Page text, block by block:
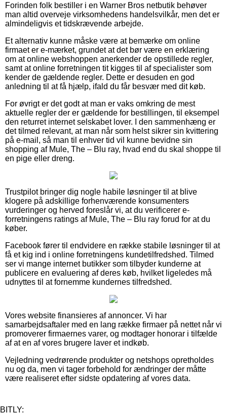
Forinden folk bestiller i en Warner Bros netbutik behøver
man altid overveje virksomhedens handelsvilkår, men det er
almindeligvis et tidskrævende arbejde.
Et alternativ kunne måske være at bemærke om online
firmaet er e-mærket, grundet at det bør være en erklæring
om at online webshoppen anerkender de opstillede regler,
samt at online forretningen tit kigges til af specialister som
kender de gældende regler. Dette er desuden en god
anledning til at få hjælp, ifald du får besvær med dit køb.
For øvrigt er det godt at man er vaks omkring de mest
aktuelle regler der er gældende for bestillingen, til eksempel
den returret internet selskabet lover. I den sammenhæng er
det tilmed relevant, at man når som helst sikrer sin kvittering
på e-mail, så man til enhver tid vil kunne bevidne sin
shopping af Mule, The – Blu ray, hvad end du skal shoppe til
en pige eller dreng.
Trustpilot bringer dig nogle habile løsninger til at blive
klogere på adskillige forhenværende konsumenters
vurderinger og herved foreslår vi, at du verificerer e-
forretningens ratings af Mule, The – Blu ray forud for at du
køber.
Facebook fører til endvidere en række stabile løsninger til at
få et kig ind i online forretningens kundetilfredshed. Tilmed
ser vi mange internet butikker som tilbyder kunderne at
publicere en evaluering af deres køb, hvilket ligeledes må
udnyttes til at fornemme kundernes tilfredshed.
Vores website finansieres af annoncer. Vi har
samarbejdsaftaler med en lang række firmaer på nettet når vi
promoverer firmaernes varer, og modtager honorar i tilfælde
af at en af vores brugere laver et indkøb.
Vejledning vedrørende produkter og netshops opretholdes
nu og da, men vi tager forbehold for ændringer der måtte
være realiseret efter sidste opdatering af vores data.
BITLY: